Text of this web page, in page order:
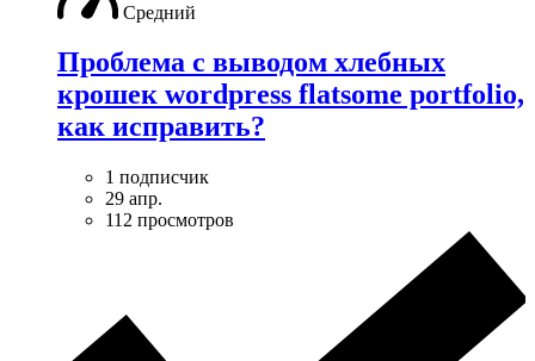
Средний
Проблема с выводом хлебных
крошек wordpress flatsome portfolio,
как исправить?
1 подписчик
29 апр.
112 просмотров